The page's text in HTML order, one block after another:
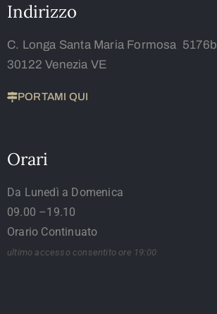
Indirizzo
C. Longa Santa Maria Formosa 5176b
30122 Venezia VE
PORTAMI QUI
Orari
Da Lunedì a Domenica
09.00 –19.10
Orario Continuato
ultimo accesso consentito ore 19:00